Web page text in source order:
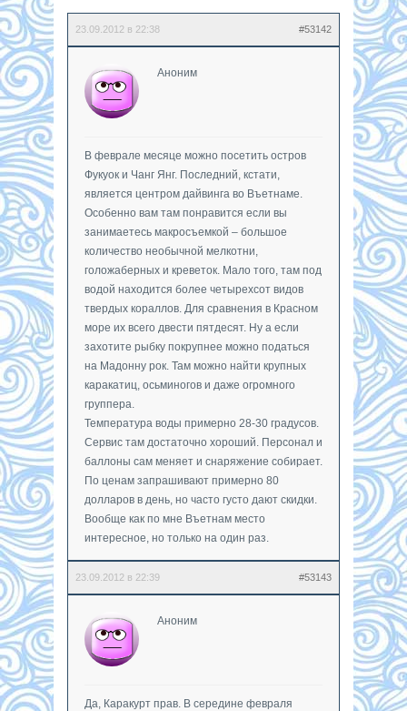
23.09.2012 в 22:38 #53142
Аноним
В феврале месяце можно посетить остров
Фукуок и Чанг Янг. Последний, кстати,
является центром дайвинга во Въетнаме.
Особенно вам там понравится если вы
занимаетесь макросъемкой – большое
количество необычной мелкотни,
голожаберных и креветок. Мало того, там под
водой находится более четырехсот видов
твердых кораллов. Для сравнения в Красном
море их всего двести пятдесят. Ну а если
захотите рыбку покрупнее можно податься
на Мадонну рок. Там можно найти крупных
каракатиц, осьминогов и даже огромного
группера.
Температура воды примерно 28-30 градусов.
Сервис там достаточно хороший. Персонал и
баллоны сам меняет и снаряжение собирает.
По ценам запрашивают примерно 80
долларов в день, но часто густо дают скидки.
Вообще как по мне Въетнам место
интересное, но только на один раз.
23.09.2012 в 22:39 #53143
Аноним
Да, Каракурт прав. В середине февраля